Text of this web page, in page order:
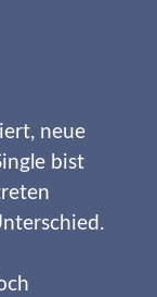
neue
bist